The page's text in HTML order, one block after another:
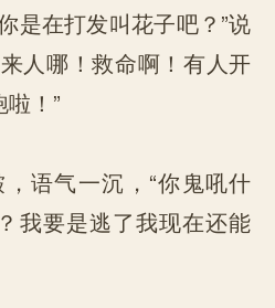
是在打发叫花子吧？”说
人哪！救命啊！有人开
！”
语气一沉，“你鬼吼什
我要是逃了我现在还能